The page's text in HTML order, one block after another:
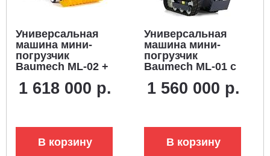
Универсальная
машина мини-
погрузчик
Baumech ML-02 +
щётка 115 см., с
1 618 000 р.
В корзину
Универсальная
машина мини-
погрузчик
Baumech ML-01 с
Zongshen GB460E
1 560 000 р.
В корзину